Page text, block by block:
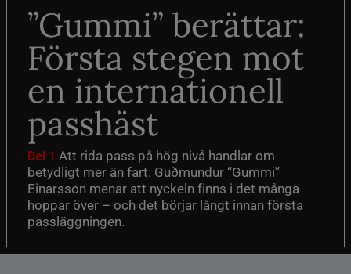
”Gummi” berättar:
Första stegen mot
en internationell
passhäst
Del 1 Att rida pass på hög nivå handlar om
betydligt mer än fart. Guðmundur “Gummi”
Einarsson menar att nyckeln finns i det många
hoppar över – och det börjar långt innan första
passläggningen.